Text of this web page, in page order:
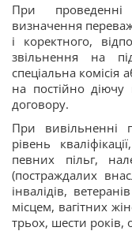
При проведенні
визначення
і коректного,
звільнення на
спеціальна комісія
на постійно діючу
договору.
При вивільненні
рівень
певних пільг,
(постраждалих
інвалідів,
місцем, вагітних
трьох, шести років,